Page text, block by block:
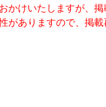
かけいたしますが、
がありますので、掲